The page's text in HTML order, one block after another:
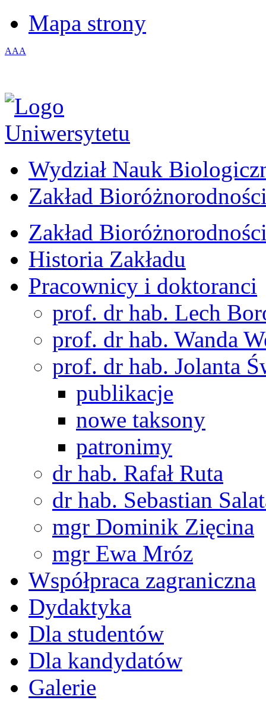
Mapa strony
AAA
Wydział Nauk
Zakład
Zakład
Historia Zakładu
Pracownicy i doktoranci
prof. dr hab. Lech
prof. dr hab. Wanda
prof. dr hab. Jolanta
publikacje
nowe taksony
patronimy
dr hab. Rafał Ruta
dr hab. Sebastian
mgr Dominik Zięcina
mgr Ewa Mróz
Współpraca zagraniczna
Dydaktyka
Dla studentów
Dla kandydatów
Galerie